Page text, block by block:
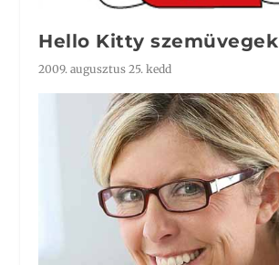
Hello Kitty szemüvegek
2009. augusztus 25. kedd